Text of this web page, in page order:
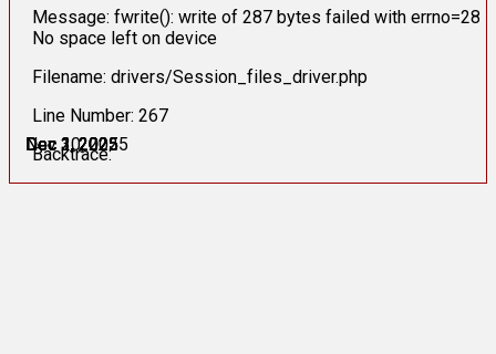
Nov 30, 2025
Dec 1, 2025
Dec 1, 2025
Dec 1, 2025
Dec 1, 2025
Dec 2, 2025
Message: fwrite(): write of 287 bytes failed with errno=28
No space left on device
Filename: drivers/Session_files_driver.php
Line Number: 267
Backtrace: